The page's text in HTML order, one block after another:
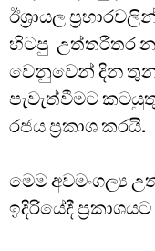
ඊශ්‍රායල
හිටපු උත්තරීතර
වෙනුවෙන් දින
පැවැත්වීමට
රජය ප්‍රකාශ කරයි.
මෙම අවමංගල්‍ය
ඉදිරියේදී